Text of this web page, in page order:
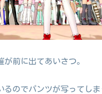
が前に出てあいさつ。
るのでパンツが写ってし